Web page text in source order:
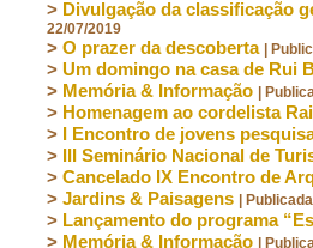
> Divulgação da classificação
22/07/2019
> O prazer da descoberta |
> Um domingo na casa de Rui
> Memória & Informação |
> Homenagem ao cordelista
> I Encontro de jovens
> III Seminário Nacional de
> Cancelado IX Encontro de
> Jardins & Paisagens |
> Lançamento do programa
> Memória & Informação |